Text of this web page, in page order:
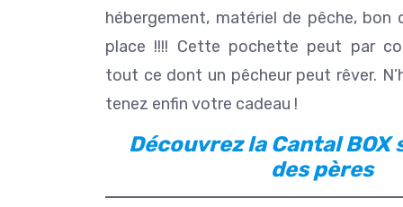
hébergement, matériel de pêche, bon
place !!!! Cette pochette peut par
tout ce dont un pêcheur peut rêver.
tenez enfin votre cadeau !
Découvrez la Cantal BOX
des pères
Gîte confortable, propre,
dans un cadre des plus
Sarah s'adapte aux
invités. Généreuse sur
adresses, elle est
Guillaume est fait du
mais il en fait toujours plus
plaisir. Nous avons passé